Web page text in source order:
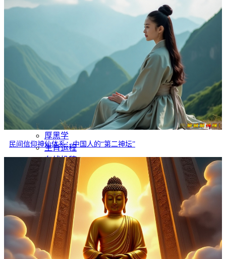
佛道文化
八字命理
奇门遁甲
灵异故事
百家姓
厚黑学
生肖运程
在线投稿
联系我们
民间信仰神仙体系：中国人的“第二神坛”